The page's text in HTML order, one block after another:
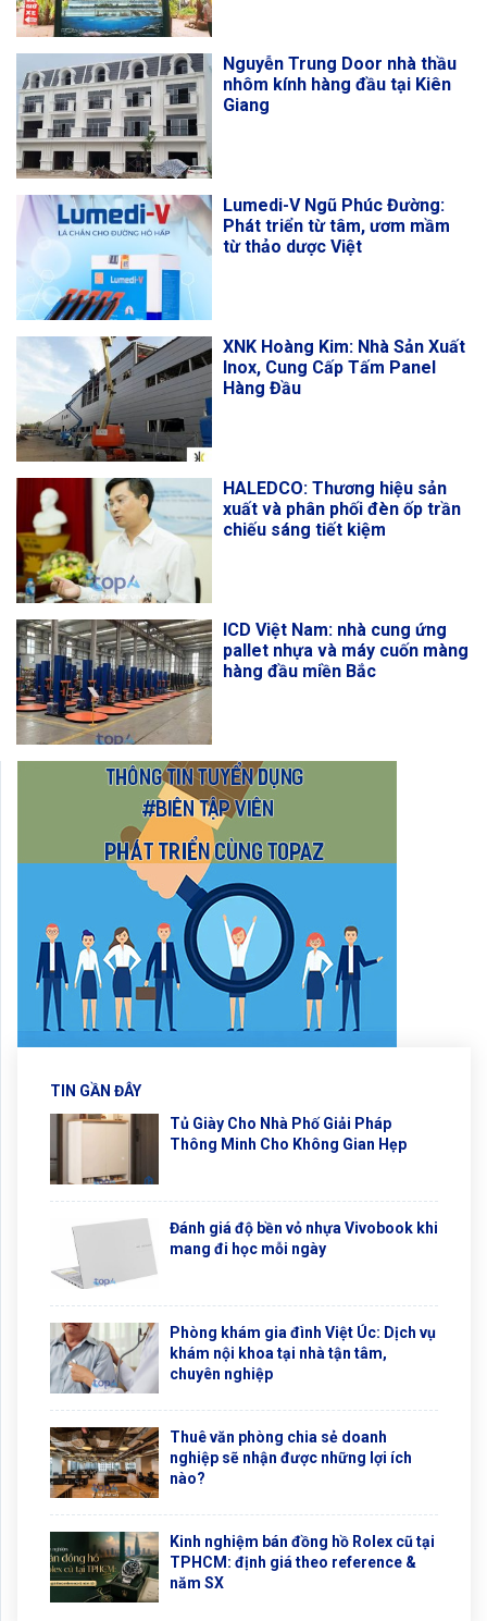
Nguyễn Trung Door nhà thầu
nhôm kính hàng đầu tại Kiên
Giang
Lumedi-V Ngũ Phúc Đường:
Phát triển từ tâm, ươm mầm
từ thảo dược Việt
XNK Hoàng Kim: Nhà Sản Xuất
Inox, Cung Cấp Tấm Panel
Hàng Đầu
HALEDCO: Thương hiệu sản
xuất và phân phối đèn ốp trần
chiếu sáng tiết kiệm
ICD Việt Nam: nhà cung ứng
pallet nhựa và máy cuốn màng
hàng đầu miền Bắc
TIN GẦN ĐÂY
Tủ Giày Cho Nhà Phố Giải Pháp
Thông Minh Cho Không Gian Hẹp
Đánh giá độ bền vỏ nhựa Vivobook khi
mang đi học mỗi ngày
Phòng khám gia đình Việt Úc: Dịch vụ
khám nội khoa tại nhà tận tâm,
chuyên nghiệp
Thuê văn phòng chia sẻ doanh
nghiệp sẽ nhận được những lợi ích
nào?
Kinh nghiệm bán đồng hồ Rolex cũ tại
TPHCM: định giá theo reference &
năm SX